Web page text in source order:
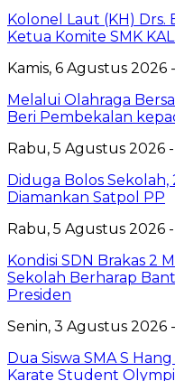
Kolonel Laut (KH) Drs.
Ketua Komite SMK
Kamis, 6 Agustus 2026
Melalui Olahraga
Beri Pembekalan
Rabu, 5 Agustus 2026
Diduga Bolos Sekolah,
Diamankan Satpol PP
Rabu, 5 Agustus 2026
Kondisi SDN Brakas 2
Sekolah Berharap
Presiden
Senin, 3 Agustus 2026
Dua Siswa SMA S
Karate Student